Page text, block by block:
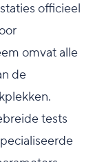
officieel
omvat alle
de
tests